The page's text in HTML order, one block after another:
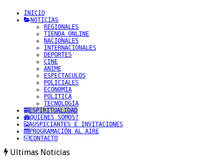
INICIO
NOTICIAS
REGIONALES
TIENDA ONLINE
NACIONALES
INTERNACIONALES
DEPORTES
CINE
ANIME
ESPECTACULOS
POLICIALES
ECONOMIA
POLITICA
TECNOLOGIA
ESPIRITUALIDAD
QUIENES SOMOS?
AUSPICIANTES E INVITACIONES
PROGRAMACIÓN AL AIRE
CONTACTO
Ultimas Noticias